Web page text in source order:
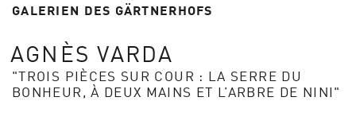
GALERIEN DES GÄRTNERHOFS
AGNÈS VARDA
"TROIS PIÈCES SUR COUR : LA SERRE DU
BONHEUR, À DEUX MAINS ET L’ARBRE DE NINI"